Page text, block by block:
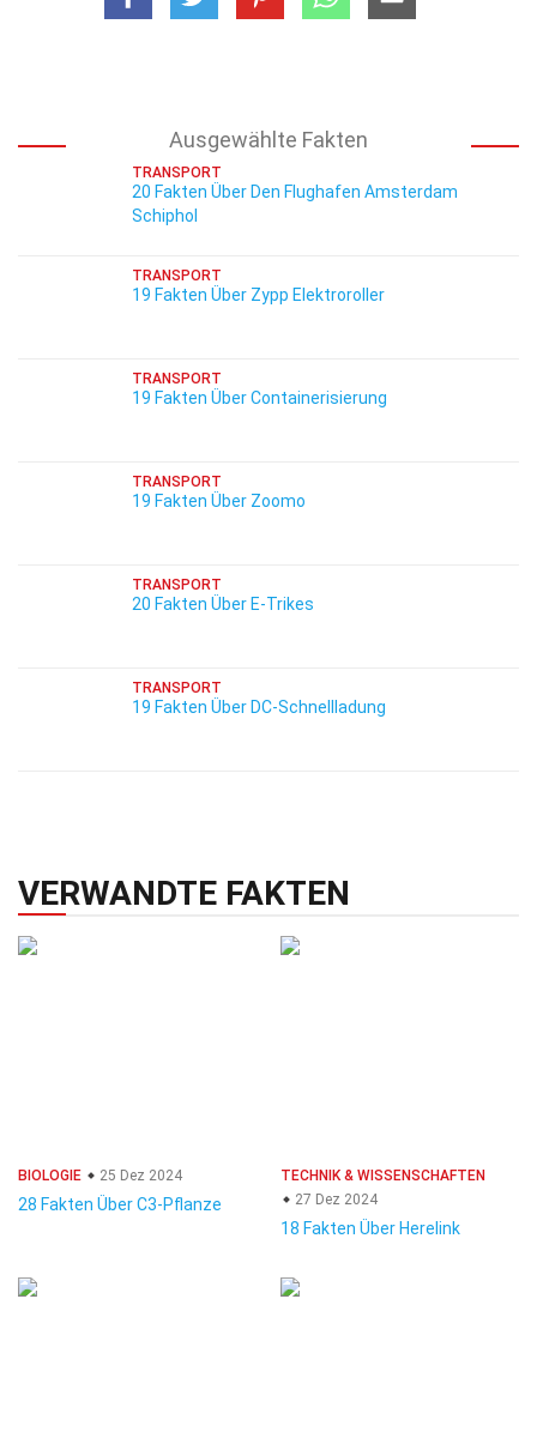
Ausgewählte Fakten
TRANSPORT
20 Fakten Über Den Flughafen Amsterdam
Schiphol
TRANSPORT
19 Fakten Über Zypp Elektroroller
TRANSPORT
19 Fakten Über Containerisierung
TRANSPORT
19 Fakten Über Zoomo
TRANSPORT
20 Fakten Über E-Trikes
TRANSPORT
19 Fakten Über DC-Schnellladung
VERWANDTE FAKTEN
BIOLOGIE 25 Dez 2024
28 Fakten Über C3-Pflanze
TECHNIK & WISSENSCHAFTEN
27 Dez 2024
18 Fakten Über Herelink